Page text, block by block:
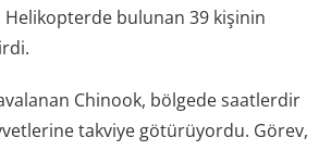
Helikopterde bulunan 39 kişinin
Chinook, bölgede saatlerdir
takviye götürüyordu. Görev,